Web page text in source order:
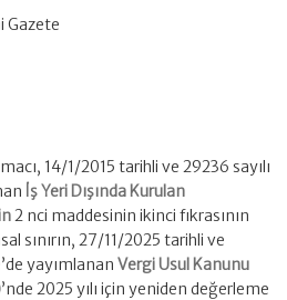
Gazete
14/1/2015 tarihli ve 29236 sayılı
İş Yeri Dışında Kurulan
2 nci maddesinin ikinci fıkrasının
sınırın, 27/11/2025 tarihli ve
yayımlanan Vergi Usul Kanunu
’nde 2025 yılı için yeniden değerleme